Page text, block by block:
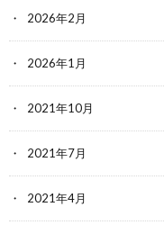
2026年2月
2026年1月
2021年10月
2021年7月
2021年4月